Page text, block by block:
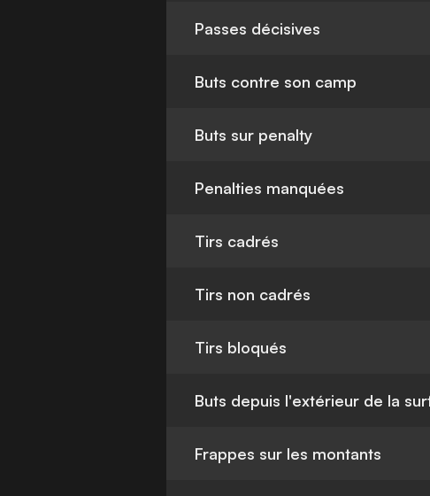
Passes décisives
Buts contre son camp
Buts sur penalty
Penalties manquées
Tirs cadrés
Tirs non cadrés
Tirs bloqués
Buts depuis l'extérieur de la
Frappes sur les montants